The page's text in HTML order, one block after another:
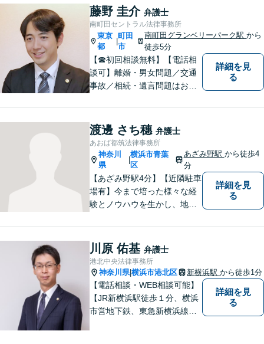
難解な用語は極力用いずに平
易かつ具体的な説明を心がけ
ていますので、まずは一度お
気軽にご相談頂ければと思い
ます。
藤野 圭介 弁護士
南町田セントラル法律事務所
東京
都
|
町田
市
南町田グランベリーパーク駅から
徒歩5分
【☎︎初回相談無料】【電話相
談可】離婚・男女問題／交通
事故／相続・遺言問題はお任
00件以上。豊富な経験を活か
し、依頼者様にとって最適な
解決を目指します【休日・夜
間対応可】【完全個室で相
談】【南町田グランベリーパ
ーク駅5分】
詳細を見
る
渡邊 さち穗 弁護士
あおば都筑法律事務所
神奈川
県
横浜市青葉
区
あざみ野駅 から徒歩4
分
【あざみ野駅4分】【近隣駐車
場有】今まで培った様々な経
験とノウハウを生かし、地域
能な最善の結論を共に目指し
て問題解決を図る所存です。
法律上の問題に巻き込まれた
際は、お一人で悩まずにお気
軽にご相談ください。
詳細を見
る
川原 佑基 弁護士
港北中央法律事務所
神奈川県|横浜市港北区 新横浜駅 から徒歩1分
【電話相談・WEB相談可能】
【JR新横浜駅徒歩１分、横浜
市営地下鉄、東急新横浜線新
詳細を見
る